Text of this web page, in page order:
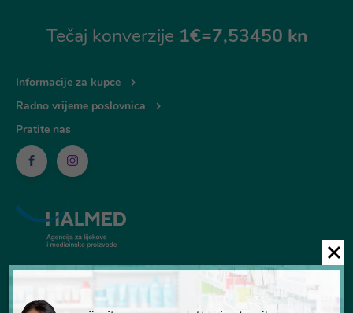
Tečaj konverzije 1€=7,53450 kn
Informacije za kupce
Radno vrijeme poslovnica
Pratite nas